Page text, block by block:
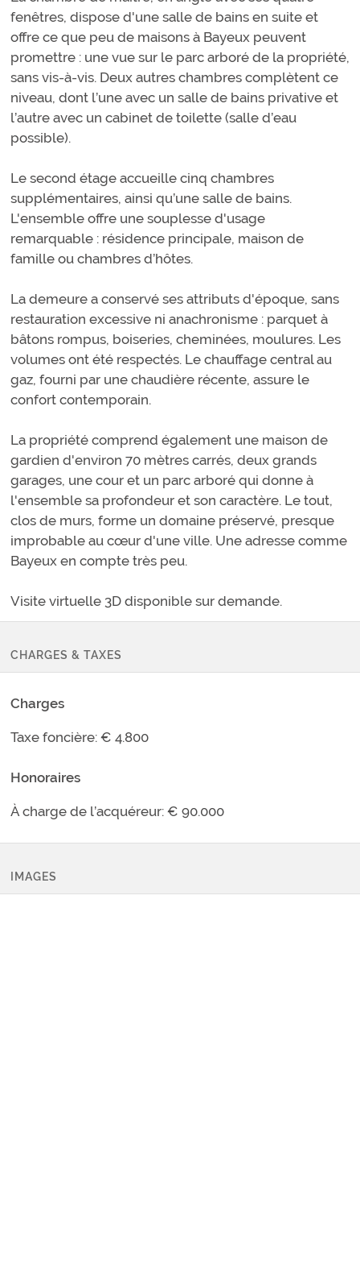
fenêtres, dispose d'une salle de bains en suite et
offre ce que peu de maisons à Bayeux peuvent
promettre : une vue sur le parc arboré de la propriété,
sans vis-à-vis. Deux autres chambres complètent ce
niveau, dont l’une avec un salle de bains privative et
l’autre avec un cabinet de toilette (salle d’eau
possible).
Le second étage accueille cinq chambres
supplémentaires, ainsi qu’une salle de bains.
L'ensemble offre une souplesse d'usage
remarquable : résidence principale, maison de
famille ou chambres d’hôtes.
La demeure a conservé ses attributs d'époque, sans
restauration excessive ni anachronisme : parquet à
bâtons rompus, boiseries, cheminées, moulures. Les
volumes ont été respectés. Le chauffage central au
gaz, fourni par une chaudière récente, assure le
confort contemporain.
La propriété comprend également une maison de
gardien d'environ 70 mètres carrés, deux grands
garages, une cour et un parc arboré qui donne à
l'ensemble sa profondeur et son caractère. Le tout,
clos de murs, forme un domaine préservé, presque
improbable au cœur d'une ville. Une adresse comme
Bayeux en compte très peu.
Visite virtuelle 3D disponible sur demande.
CHARGES & TAXES
Charges
Taxe foncière: € 4.800
Honoraires
À charge de l’acquéreur: € 90.000
IMAGES